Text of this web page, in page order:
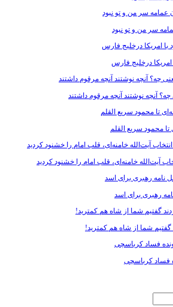
سر من و تو نبود
امریکا درخلیج فارس
چه؟ آنچه نوشتند آنچه مرقوم داشتند
تا محمود سریع القلم
آیت‌الله خامنه‌ای، قلب امام را خشنود کردید
رهبری برای اسد
فساد کرباسچی